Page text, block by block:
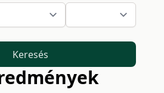
Keresés